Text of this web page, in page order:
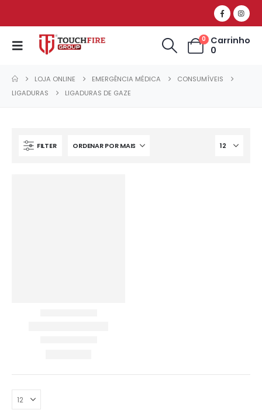
0
Carrinho
0
LOJA ONLINE EMERGÊNCIA MÉDICA
CONSUMÍVEIS
LIGADURAS
LIGADURAS DE GAZE
FILTER